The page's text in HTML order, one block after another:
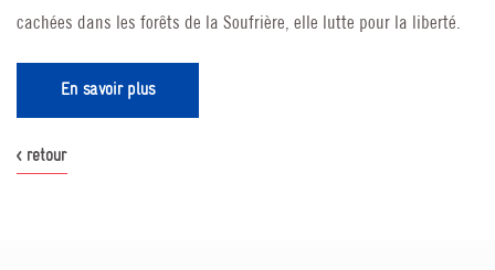
cachées dans les forêts de la Soufrière, elle lutte pour la liberté.
En savoir plus
< retour